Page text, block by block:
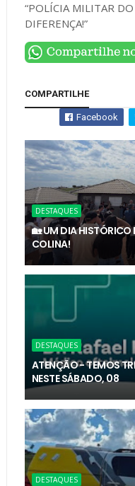
“POLÍCIA MILITAR
DIFERENÇA!”
COMPARTILHE
Facebook
DESTAQUES
🏡 UM DIA
COLINA!
DESTAQUES
ATENÇÃO - TEMOS
NESTE SÁBADO, 08
DESTAQUES